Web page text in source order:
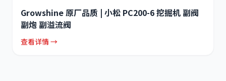
Growshine 原厂品质 | 小松 PC200-6 挖掘机 副阀
副炮 副溢流阀
查看详情 →